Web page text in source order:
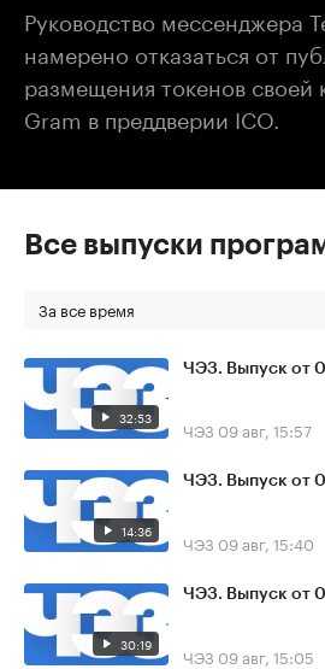
Руководство мессенджера
намерено отказаться от
размещения токенов своей
Gram в преддверии ICO.
Все выпуски
За все время
32:53
ЧЭЗ. Выпуск от
ЧЭЗ 09 авг, 15:57
14:36
ЧЭЗ. Выпуск от
ЧЭЗ 09 авг, 15:40
30:19
ЧЭЗ. Выпуск от
ЧЭЗ 09 авг, 15:05